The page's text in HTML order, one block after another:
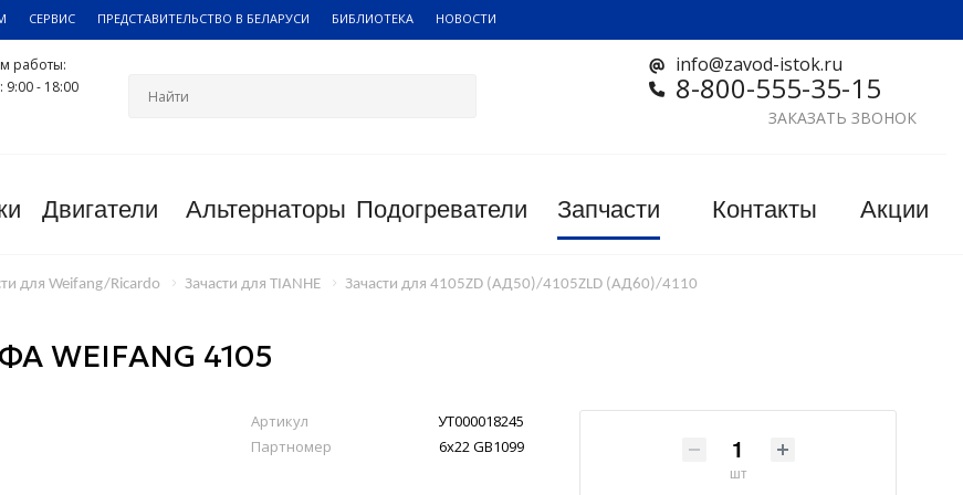
СЕРВИС ПРЕДСТАВИТЕЛЬСТВО В БЕЛАРУСИ БИБЛИОТЕКА НОВОСТИ
info@zavod-istok.ru
8-800-555-35-15
ЗАКАЗАТЬ ЗВОНОК
работы:
9:00 - 18:00
Двигатели Альтернаторы Подогреватели Запчасти Контакты Акции
для Weifang/Ricardo Зачасти для TIANHE
Зачасти для 4105ZD (АД50)/4105ZLD (АД60)/4110
4105
Артикул
УТ000018245
Партномер
6х22 GB1099
шт